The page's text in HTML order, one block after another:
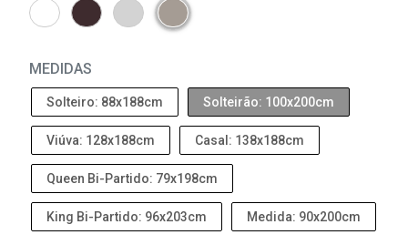
MEDIDAS
Solteiro: 88x188cm Solteirão: 100x200cm
Viúva: 128x188cm Casal: 138x188cm
Queen Bi-Partido: 79x198cm
King Bi-Partido: 96x203cm Medida: 90x200cm